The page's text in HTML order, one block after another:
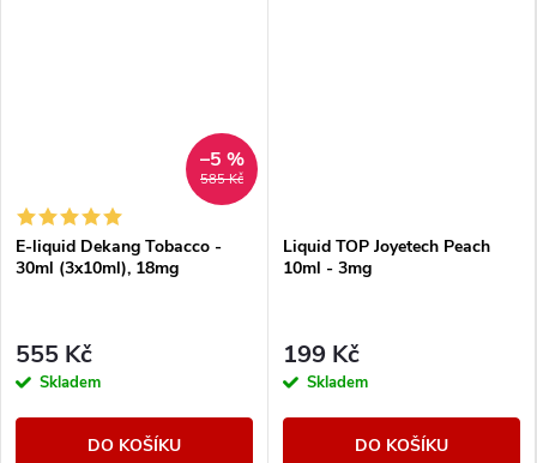
585 Kč
–5 %
E-liquid Dekang Tobacco -
30ml (3x10ml), 18mg
555 Kč
Skladem
DO KOŠÍKU
Liquid TOP Joyetech Peach
10ml - 3mg
199 Kč
Skladem
DO KOŠÍKU